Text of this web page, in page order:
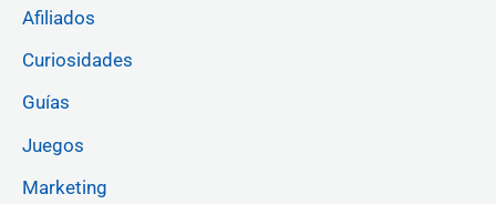
Afiliados
Curiosidades
Guías
Juegos
Marketing